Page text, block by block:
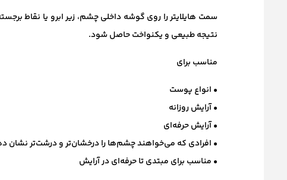
سمت هایلایتر را روی گوشه داخلی چشم، زیر ابرو یا نقاط
نتیجه طبیعی و یکنواخت حاصل شود.
مناسب برای
• انواع پوست
• آرایش روزانه
• آرایش حرفه‌ای
• افرادی که می‌خواهند چشم‌ها را درخشان‌تر و درشت‌تر نشان
• مناسب برای مبتدی تا حرفه‌ای در آرایش